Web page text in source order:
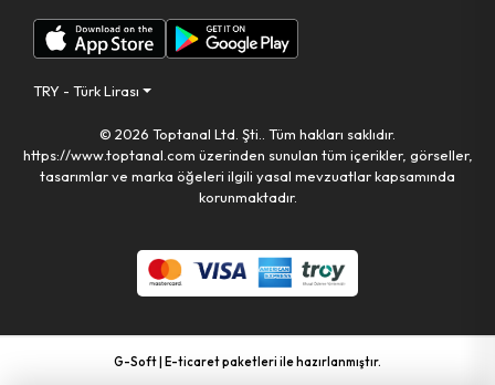
TRY - Türk Lirası
© 2026 Toptanal Ltd. Şti.. Tüm hakları saklıdır.
https://www.toptanal.com üzerinden sunulan tüm içerikler, görseller,
tasarımlar ve marka öğeleri ilgili yasal mevzuatlar kapsamında
korunmaktadır.
G-Soft | E-ticaret paketleri ile hazırlanmıştır.